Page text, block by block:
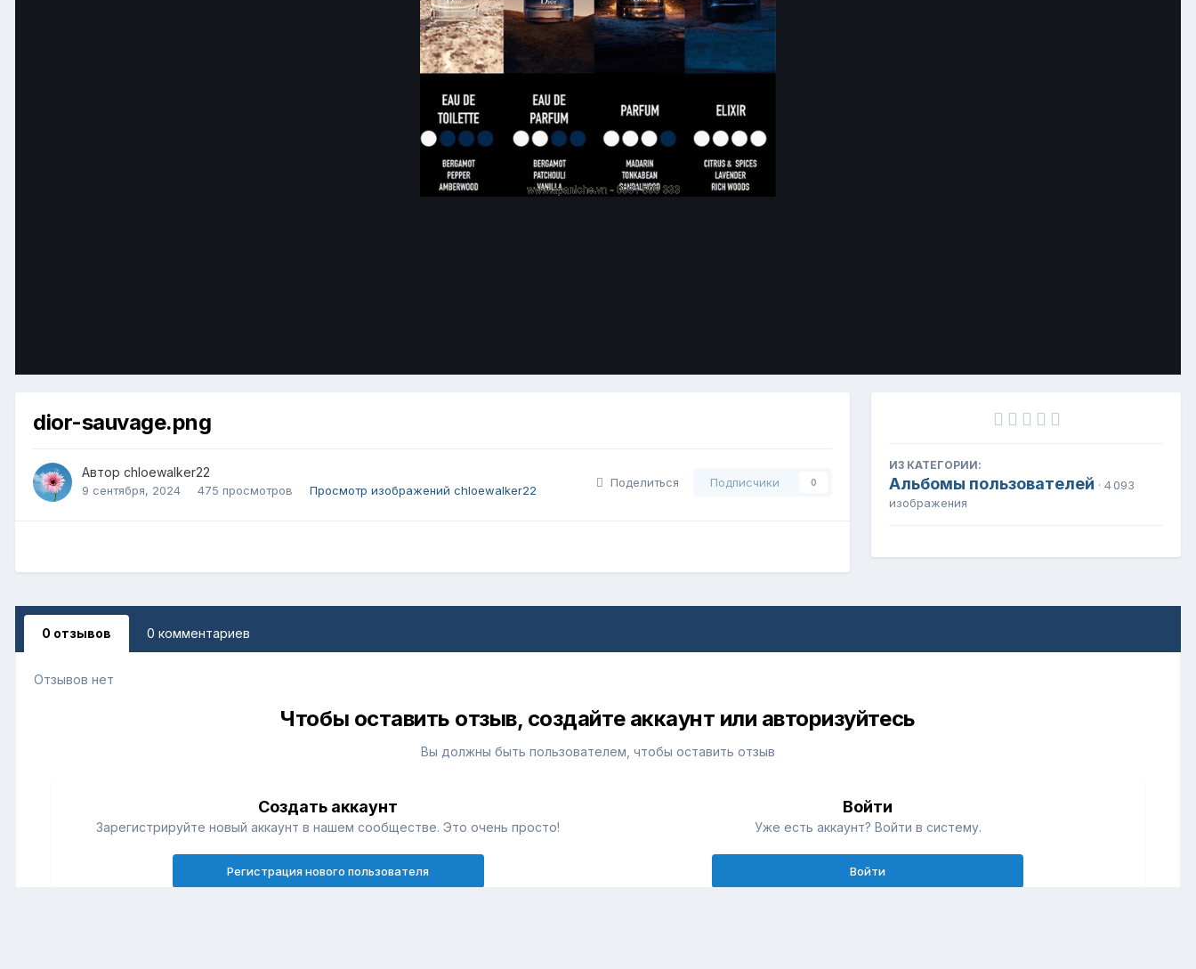
dior-sauvage.png
Автор chloewalker22
9 сентября, 2024 475 просмотров Просмотр изображений chloewalker22
Поделиться Подписчики 0
ИЗ КАТЕГОРИИ:
Альбомы пользователей · 4 093
изображения
0 отзывов 0 комментариев
Отзывов нет
Чтобы оставить отзыв, создайте аккаунт или авторизуйтесь
Вы должны быть пользователем, чтобы оставить отзыв
Создать аккаунт
Зарегистрируйте новый аккаунт в нашем сообществе. Это очень просто!
Регистрация нового пользователя
Войти
Уже есть аккаунт? Войти в систему.
Войти